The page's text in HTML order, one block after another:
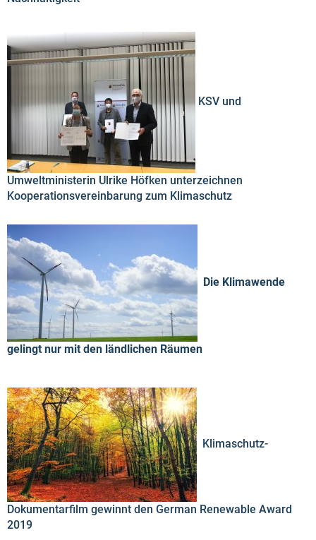
KSV und
Umweltministerin Ulrike Höfken unterzeichnen
Kooperationsvereinbarung zum Klimaschutz
Die Klimawende
gelingt nur mit den ländlichen Räumen
Klimaschutz-
Dokumentarfilm gewinnt den German Renewable Award
2019